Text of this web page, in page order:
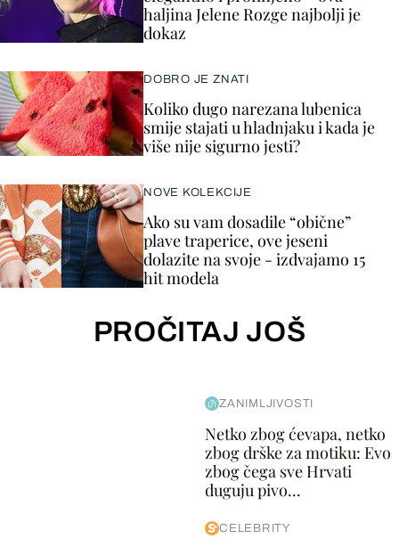
haljina Jelene Rozge najbolji je
dokaz
DOBRO JE ZNATI
Koliko dugo narezana lubenica
smije stajati u hladnjaku i kada je
više nije sigurno jesti?
NOVE KOLEKCIJE
Ako su vam dosadile “obične”
plave traperice, ove jeseni
dolazite na svoje - izdvajamo 15
hit modela
PROČITAJ JOŠ
ZANIMLJIVOSTI
Netko zbog ćevapa, netko
zbog drške za motiku: Evo
zbog čega sve Hrvati
duguju pivo...
CELEBRITY